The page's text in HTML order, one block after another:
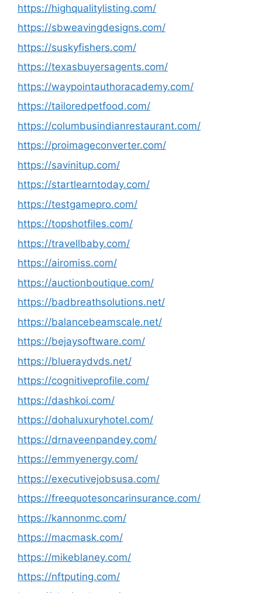
https://highqualitylisting.com/
https://sbweavingdesigns.com/
https://suskyfishers.com/
https://texasbuyersagents.com/
https://waypointauthoracademy.com/
https://tailoredpetfood.com/
https://columbusindianrestaurant.com/
https://proimageconverter.com/
https://savinitup.com/
https://startlearntoday.com/
https://testgamepro.com/
https://topshotfiles.com/
https://travellbaby.com/
https://airomiss.com/
https://auctionboutique.com/
https://badbreathsolutions.net/
https://balancebeamscale.net/
https://bejaysoftware.com/
https://blueraydvds.net/
https://cognitiveprofile.com/
https://dashkoi.com/
https://dohaluxuryhotel.com/
https://drnaveenpandey.com/
https://emmyenergy.com/
https://executivejobsusa.com/
https://freequotesoncarinsurance.com/
https://kannonmc.com/
https://macmask.com/
https://mikeblaney.com/
https://nftputing.com/